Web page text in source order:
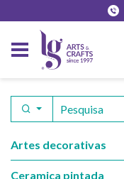
artes decorativas
ceramica pintada